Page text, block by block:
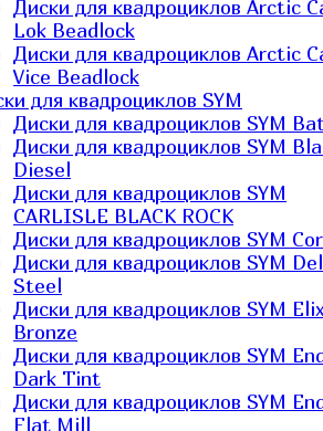
Диски для квадроциклов Arctic
Lok Beadlock
Диски для квадроциклов Arctic
Vice Beadlock
для квадроциклов SYM
Диски для квадроциклов SYM
Диски для квадроциклов SYM
Diesel
Диски для квадроциклов SYM
CARLISLE BLACK ROCK
Диски для квадроциклов SYM
Диски для квадроциклов SYM
Steel
Диски для квадроциклов SYM
Bronze
Диски для квадроциклов SYM
Dark Tint
Диски для квадроциклов SYM
Flat Mill